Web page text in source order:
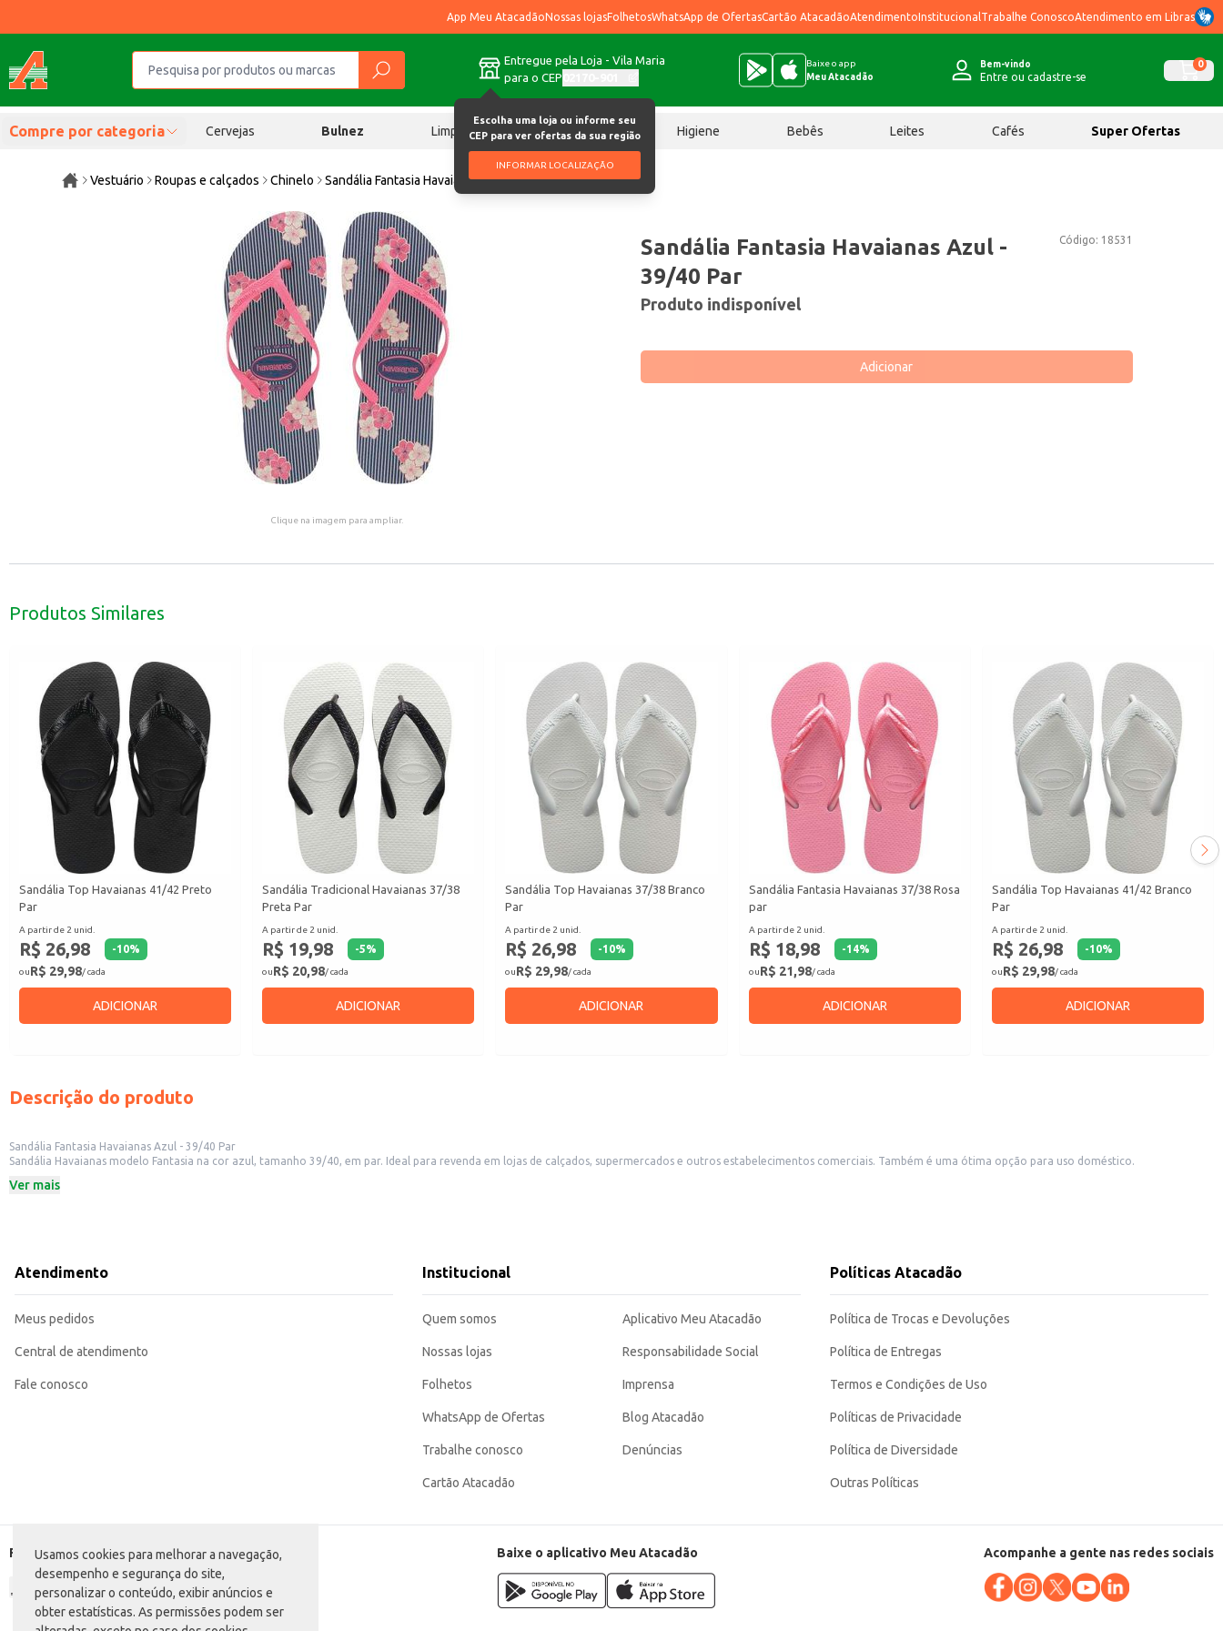
Usamos cookies para melhorar a navegação,
desempenho e segurança do site,
personalizar o conteúdo, exibir anúncios e
obter estatísticas. As permissões podem ser
App Meu AtacadãoNossas lojasFolhetosWhatsApp de OfertasCartão AtacadãoAtendimentoInstitucional Trabalhe ConoscoAtendimento em Libras
Entregue pela Loja - Vila Maria
para o CEP
Escolha uma loja ou informe seu
CEP para ver ofertas da sua região
INFORMAR LOCALIZAÇÃO
Baixe o app
Meu Atacadão
Bem-vindo
Entre ou cadastre-se
0
Compre por categoria Cervejas Bulnez Limpeza Chocolates Higiene Bebês Leites Cafés Super Ofertas
Vestuário Roupas e calçados Chinelo Sandália Fantasia Havaianas Azul 39/40 Par
Clique na imagem para ampliar.
Código: 18531
Sandália Fantasia Havaianas Azul -
39/40 Par
Produto indisponível
Adicionar
Produtos Similares
Sandália Top Havaianas 41/42 Preto
Par
A partir de 2 unid.
R$ 26,98 -10%
ouR$ 29,98/ cada
ADICIONAR
Sandália Tradicional Havaianas 37/38
Preta Par
A partir de 2 unid.
R$ 19,98 -5%
ouR$ 20,98/ cada
ADICIONAR
Sandália Top Havaianas 37/38 Branco
Par
A partir de 2 unid.
R$ 26,98 -10%
ouR$ 29,98/ cada
ADICIONAR
Sandália Fantasia Havaianas 37/38 Rosa
par
A partir de 2 unid.
R$ 18,98 -14%
ouR$ 21,98/ cada
ADICIONAR
Sandália Top Havaianas 41/42 Branco
Par
A partir de 2 unid.
R$ 26,98 -10%
ouR$ 29,98/ cada
ADICIONAR
Descrição do produto
Sandália Fantasia Havaianas Azul - 39/40 Par
Sandália Havaianas modelo Fantasia na cor azul, tamanho 39/40, em par. Ideal para revenda em lojas de calçados, supermercados e outros estabelecimentos comerciais. Também é uma ótima opção para uso doméstico.
Modelo: Fantasia
Para uso doméstico: Perfeita para o dia a dia, em casa ou em ocasiões casuais.
As Sandálias Havaianas Fantasia oferecem conforto e estilo, sendo uma opção versátil para diferentes ocasiões e públicos. Sua durabilidade e reconhecimento da marca contribuem para a satisfação do cliente.
Ver mais
Atendimento
Meus pedidos
Central de atendimento
Fale conosco
Institucional
Quem somos
Nossas lojas
Folhetos
WhatsApp de Ofertas
Trabalhe conosco
Cartão Atacadão
Aplicativo Meu Atacadão
Responsabilidade Social
Imprensa
Blog Atacadão
Denúncias
Políticas Atacadão
Política de Trocas e Devoluções
Política de Entregas
Termos e Condições de Uso
Políticas de Privacidade
Política de Diversidade
Outras Políticas
Formas de pagamento Baixe o aplicativo Meu Atacadão Acompanhe a gente nas redes sociais